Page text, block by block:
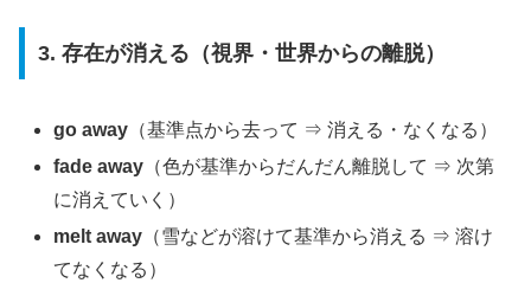
3. 存在が消える（視界・世界からの離脱）
go away （基準点から去って ⇒ 消える・なくなる）
fade away （色が基準からだんだん離脱して ⇒ 次第
に消えていく）
melt away （雪などが溶けて基準から消える ⇒ 溶け
てなくなる）